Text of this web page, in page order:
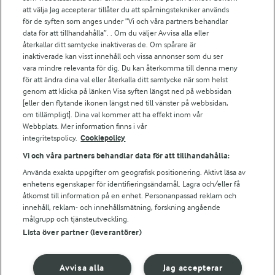
Arlas kundportal
Arla.com
Falbygdens Ost
Arla webbshop
Bildbank
Följ oss
© 2026 Arla Foods
att välja Jag accepterar tillåter du att spårningstekniker används
för de syften som anges under ”Vi och våra partners behandlar
data för att tillhandahålla”. . Om du väljer Avvisa alla eller
återkallar ditt samtycke inaktiveras de. Om spårare är
inaktiverade kan visst innehåll och vissa annonser som du ser
vara mindre relevanta för dig. Du kan återkomma till denna meny
för att ändra dina val eller återkalla ditt samtycke när som helst
genom att klicka på länken Visa syften längst ned på webbsidan
[eller den flytande ikonen längst ned till vänster på webbsidan,
om tillämpligt]. Dina val kommer att ha effekt inom vår
Webbplats. Mer information finns i vår
integritetspolicy. Cookiepolicy
Vi och våra partners behandlar data för att tillhandahålla:
Använda exakta uppgifter om geografisk positionering. Aktivt läsa av
enhetens egenskaper för identifieringsändamål. Lagra och/eller få
åtkomst till information på en enhet. Personanpassad reklam och
innehåll, reklam- och innehållsmätning, forskning angående
målgrupp och tjänsteutveckling.
Lista över partner (leverantörer)
Jag accepterar
Avvisa alla